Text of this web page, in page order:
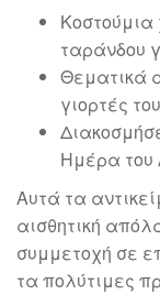
ταράνδου
Θεματικά
γιορτές
Ημέρα του
Αυτά τα
αισθητική
συμμετοχή σε
τα πολύτιμες